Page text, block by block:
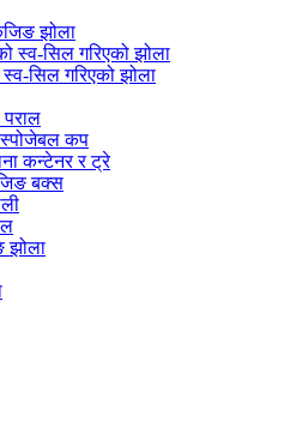
झोला
स्व-सिल गरिएको झोला
सिल गरिएको झोला
पराल
कप
कन्टेनर र ट्रे
बक्स
झोला